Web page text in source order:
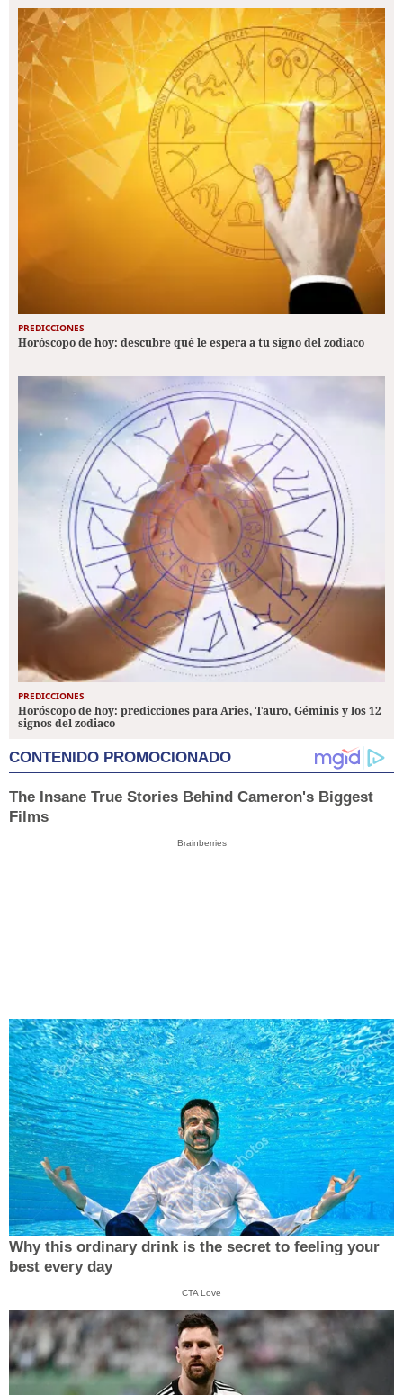
PREDICCIONES
Horóscopo de hoy: descubre qué le espera a tu signo del zodiaco
PREDICCIONES
Horóscopo de hoy: predicciones para Aries, Tauro, Géminis y los 12
signos del zodiaco
CONTENIDO PROMOCIONADO
The Insane True Stories Behind Cameron's Biggest
Films
Brainberries
Why this ordinary drink is the secret to feeling your
best every day
CTA Love